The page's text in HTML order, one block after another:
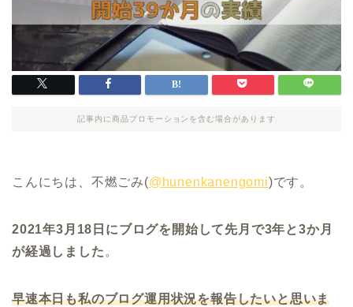
記事内に商品プロモーションを含む場合があります
こんにちは、不燃ごみ(@hunenkanengomi)です。
2021年3月18日にブログを開始して先月で3年と3か月
が経過しました 。
早速本日も私のブログ運用状況を報告したいと思いま